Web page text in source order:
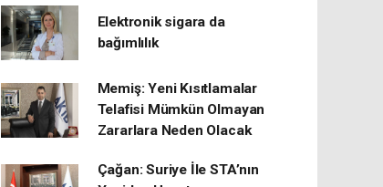
Elektronik sigara da
bağımlılık
Memiş: Yeni Kısıtlamalar
Telafisi Mümkün Olmayan
Zararlara Neden Olacak
Çağan: Suriye İle STA’nın